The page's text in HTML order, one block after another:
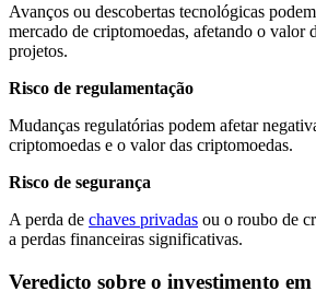
Avanços ou descobertas tecnológicas
mercado de criptomoedas, afetando o valor
projetos.
Risco de regulamentação
Mudanças regulatórias podem afetar
criptomoedas e o valor das criptomoedas.
Risco de segurança
A perda de chaves privadas ou o roubo de
a perdas financeiras significativas.
Veredicto sobre o investimento